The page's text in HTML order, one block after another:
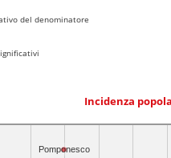
del denominatore
Incidenza
Pomponesco